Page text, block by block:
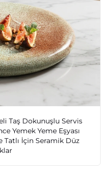
Taş Dokunuşlu Servis
Yemek Yeme Eşyası
Tatlı İçin Seramik Düz